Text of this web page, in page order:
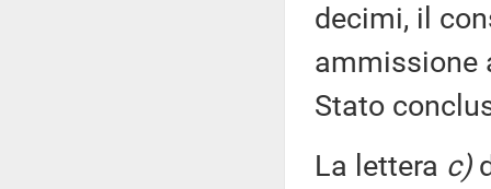
decimi, il
ammissione
Stato
La lettera c)